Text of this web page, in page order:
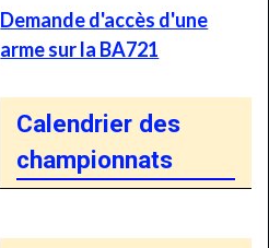
Demande d'accès d'une
arme sur la BA721
Calendrier des
championnats